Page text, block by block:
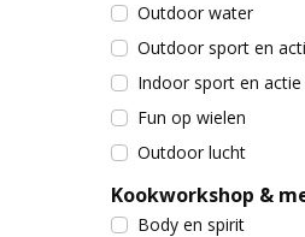
Outdoor water
Outdoor sport en
Indoor sport en actie
Fun op wielen
Outdoor lucht
Kookworkshop &
Body en spirit